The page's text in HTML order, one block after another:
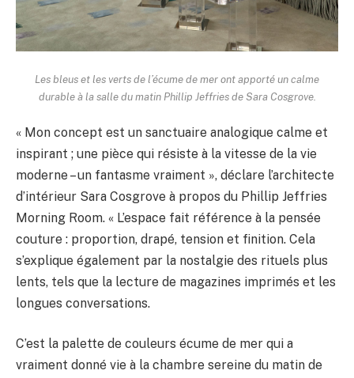
Les bleus et les verts de l’écume de mer ont apporté un calme
durable à la salle du matin Phillip Jeffries de Sara Cosgrove.
« Mon concept est un sanctuaire analogique calme et
inspirant ; une pièce qui résiste à la vitesse de la vie
moderne – un fantasme vraiment », déclare l’architecte
d’intérieur Sara Cosgrove à propos du Phillip Jeffries
Morning Room. « L’espace fait référence à la pensée
couture : proportion, drapé, tension et finition. Cela
s’explique également par la nostalgie des rituels plus
lents, tels que la lecture de magazines imprimés et les
longues conversations.
C’est la palette de couleurs écume de mer qui a
vraiment donné vie à la chambre sereine du matin de